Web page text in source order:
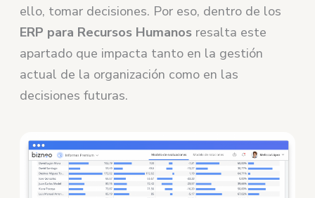
ello, tomar decisiones. Por eso, dentro de los
ERP para Recursos Humanos resalta este
apartado que impacta tanto en la gestión
actual de la organización como en las
decisiones futuras.